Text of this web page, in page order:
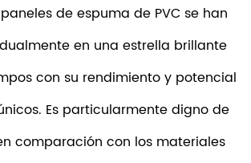
de espuma de PVC se han
en una estrella brillante
con su rendimiento y potencial
Es particularmente digno de
comparación con los materiales